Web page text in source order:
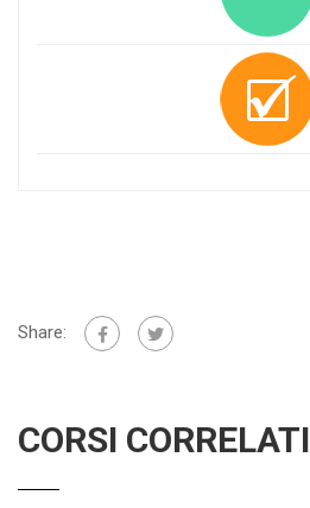
Share:
CORSI CORRELATI